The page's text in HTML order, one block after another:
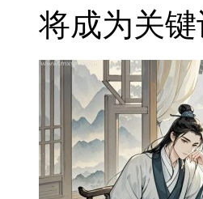
将成为关